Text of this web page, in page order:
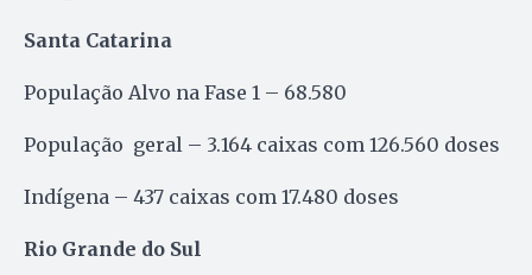
Santa Catarina
População Alvo na Fase 1 – 68.580
População geral – 3.164 caixas com 126.560 doses
Indígena – 437 caixas com 17.480 doses
Rio Grande do Sul